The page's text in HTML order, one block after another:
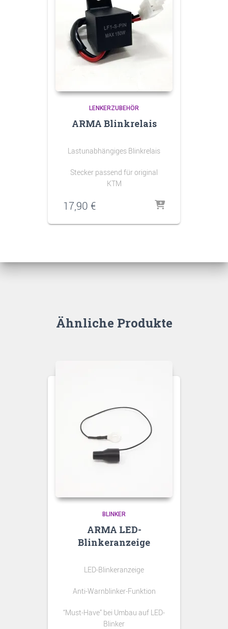
LENKERZUBEHÖR
ARMA Blinkrelais
Lastunabhängiges Blinkrelais
Stecker passend für original
KTM
17,90 €
Ähnliche Produkte
BLINKER
ARMA LED-
Blinkeranzeige
LED-Blinkeranzeige
Anti-Warnblinker-Funktion
“Must-Have” bei Umbau auf LED-
Blinker